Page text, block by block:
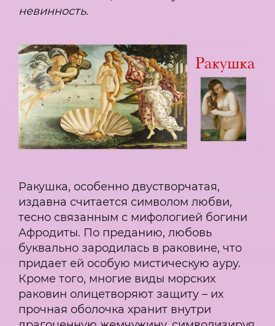
невинность.
Ракушка, особенно двустворчатая,
издавна считается символом любви,
тесно связанным с мифологией богини
Афродиты. По преданию, любовь
буквально зародилась в раковине, что
придает ей особую мистическую ауру.
Кроме того, многие виды морских
раковин олицетворяют защиту – их
прочная оболочка хранит внутри